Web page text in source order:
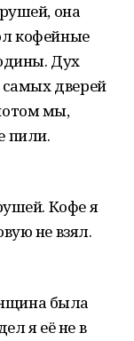
она
кофейные
Дух
самых дверей
мы,
пили.
Кофе я
не взял.
была
я её не в